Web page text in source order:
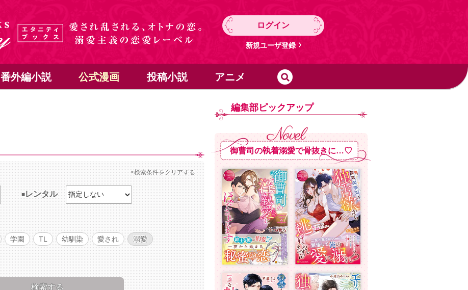
ログイン
新規ユーザ登録
番外編小説 公式漫画 投稿小説 アニメ
×検索条件をクリアする
レンタル
学園 TL 幼馴染 愛され
溺愛
編集部ピックアップ
御曹司の執着溺愛で骨抜きに…♡